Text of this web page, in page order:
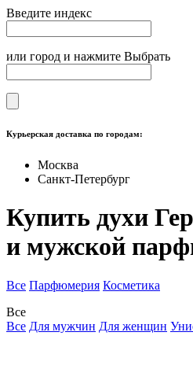
Введите индекс
или город и нажмите Выбрать
Курьерская доставка по городам:
Москва
Санкт-Петербург
Купить духи
и мужской
Все Парфюмерия Косметика
Все
Все Для мужчин Для женщин